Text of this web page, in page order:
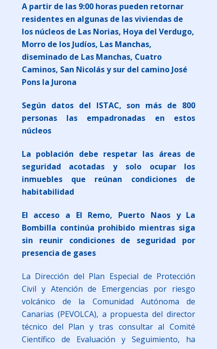
A partir de las 9:00 horas pueden retornar
residentes en algunas de las viviendas de
los núcleos de Las Norias, Hoya del Verdugo,
Morro de los Judíos, Las Manchas,
diseminado de Las Manchas, Cuatro
Caminos, San Nicolás y sur del camino José
Pons la Jurona
Según datos del ISTAC, son más de 800
personas las empadronadas en estos
núcleos
La población debe respetar las áreas de
seguridad acotadas y solo ocupar los
inmuebles que reúnan condiciones de
habitabilidad
El acceso a El Remo, Puerto Naos y La
Bombilla continúa prohibido mientras siga
sin reunir condiciones de seguridad por
presencia de gases
La Dirección del Plan Especial de Protección
Civil y Atención de Emergencias por riesgo
volcánico de la Comunidad Autónoma de
Canarias (PEVOLCA), a propuesta del director
técnico del Plan y tras consultar al Comité
Científico de Evaluación y Seguimiento, ha